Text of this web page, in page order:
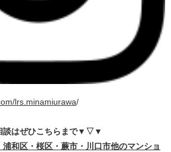
lrs.minamiurawa/
はぜひこちらまで▼▽▼
和区・桜区・蕨市・川口市他のマンショ